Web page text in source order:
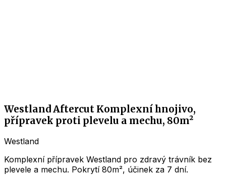
Westland Aftercut Komplexní hnojivo,
přípravek proti plevelu a mechu, 80m²
Westland
Komplexní přípravek Westland pro zdravý trávník bez
plevele a mechu. Pokrytí 80m², účinek za 7 dní.